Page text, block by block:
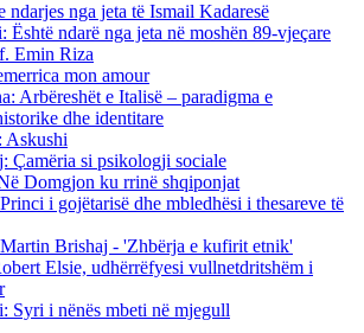
ndarjes nga jeta të Ismail Kadaresë
Është ndarë nga jeta në moshën 89-vjeçare
Emin Riza
mon amour
Arbëreshët e Italisë – paradigma e
dhe identitare
Askushi
Çamëria si psikologji sociale
Domgjon ku rrinë shqiponjat
i gojëtarisë dhe mbledhësi i thesareve të
Brishaj - 'Zhbërja e kufirit etnik'
Elsie, udhërrëfyesi vullnetdritshëm i
Syri i nënës mbeti në mjegull